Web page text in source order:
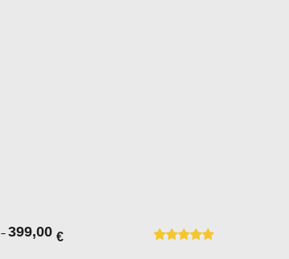
– 399,00 €